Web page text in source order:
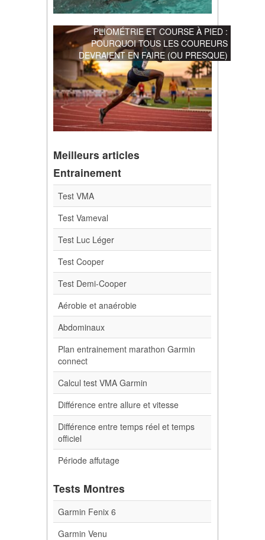
PLIOMÉTRIE ET COURSE À PIED :
POURQUOI TOUS LES COUREURS
DEVRAIENT EN FAIRE (OU PRESQUE)
Meilleurs articles
Entrainement
Test VMA
Test Vameval
Test Luc Léger
Test Cooper
Test Demi-Cooper
Aérobie et anaérobie
Abdominaux
Plan entrainement marathon Garmin
connect
Calcul test VMA Garmin
Différence entre allure et vitesse
Différence entre temps réel et temps
officiel
Période affutage
Tests Montres
Garmin Fenix 6
Garmin Venu